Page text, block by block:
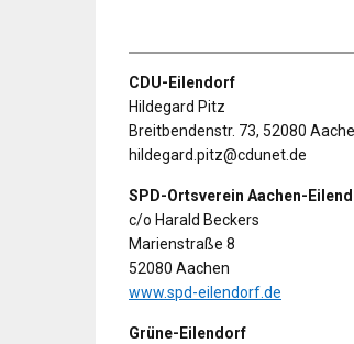
CDU-Eilendorf
Hildegard Pitz
Breitbendenstr. 73, 52080
hildegard.pitz@cdunet.de
SPD-Ortsverein Aachen-
c/o Harald Beckers
Marienstraße 8
52080 Aachen
www.spd-eilendorf.de
Grüne-Eilendorf